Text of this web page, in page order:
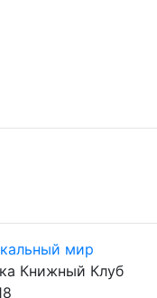
мир
Книжный Клуб